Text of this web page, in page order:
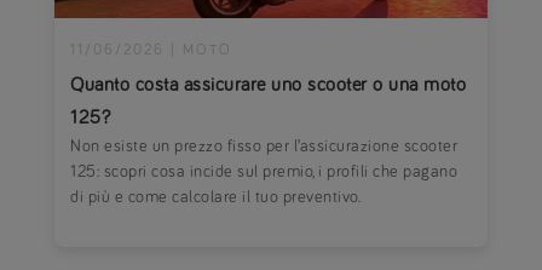
Quanto costa assicurare uno scooter o una moto
125?
11/06/2026 MOTO
Non esiste un prezzo fisso per l’assicurazione scooter
125: scopri cosa incide sul premio, i profili che pagano
di più e come calcolare il tuo preventivo.